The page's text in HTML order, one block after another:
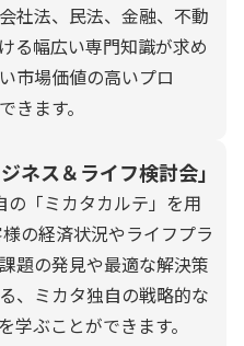
社法、民法、金融、不動
る幅広い専門知識が求め
市場価値の高いプロ
きます。
ジネス＆ライフ検討会」
「ミカタカルテ」を用
の経済状況やライフプラ
題の発見や最適な解決策
、ミカタ独自の戦略的な
学ぶことができます。